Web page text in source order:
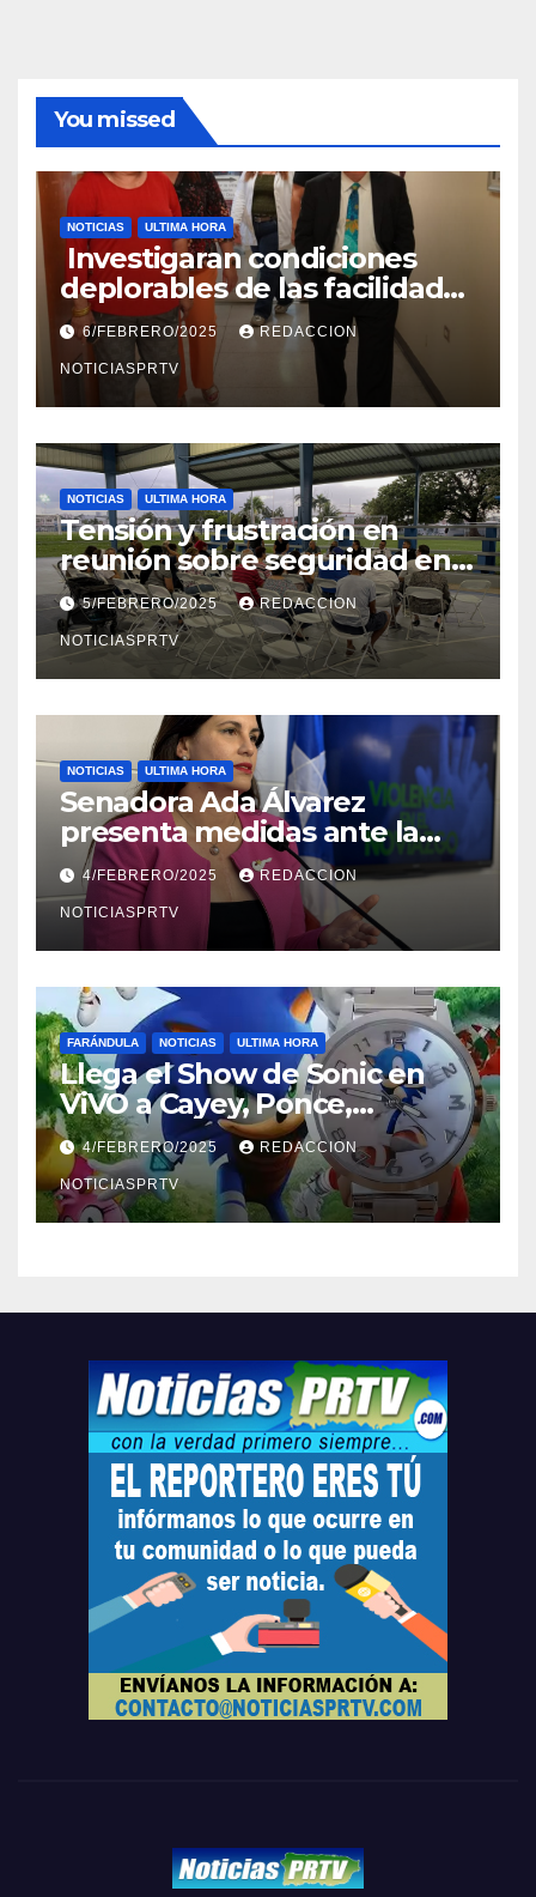
You missed
NOTICIAS ULTIMA HORA
Investigaran condiciones
deplorables de las facilidades
el Departamento de la Salud
en Mayagüez
6/FEBRERO/2025 REDACCION
NOTICIASPRTV
NOTICIAS ULTIMA HORA
Tensión y frustración en
reunión sobre seguridad en
Reparto Metropolitano
5/FEBRERO/2025 REDACCION
NOTICIASPRTV
NOTICIAS ULTIMA HORA
Senadora Ada Álvarez
presenta medidas ante la
violencia en el noviazgo
4/FEBRERO/2025 REDACCION
NOTICIASPRTV
FARÁNDULA NOTICIAS ULTIMA HORA
Llega el Show de Sonic en
ViVO a Cayey, Ponce,
Barceloneta y Humacao,
Relojes gratis para el que
compre ahora….
4/FEBRERO/2025 REDACCION
NOTICIASPRTV